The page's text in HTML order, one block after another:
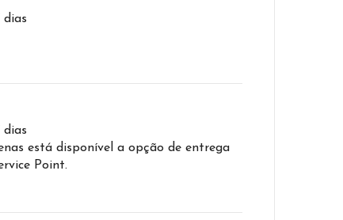
dias
dias
está disponível a opção de entrega
Point.